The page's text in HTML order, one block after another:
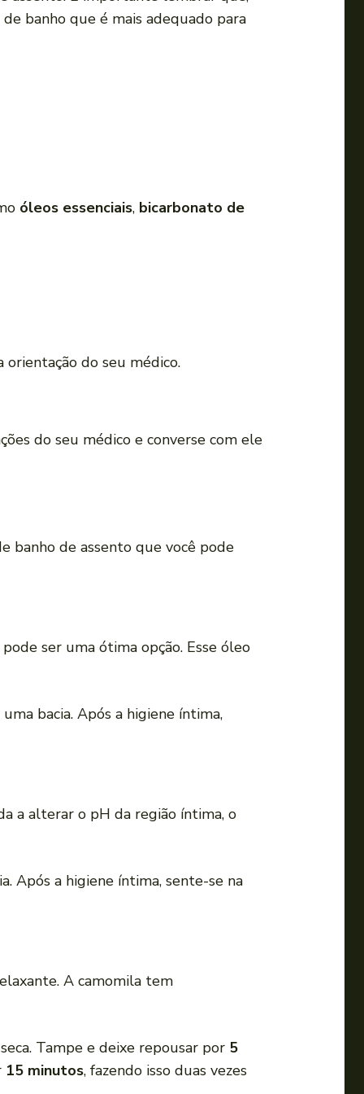
.
banho que é mais adequado para
óleos essenciais, bicarbonato de
orientação do seu médico.
do seu médico e converse com ele
banho de assento que você pode
pode ser uma ótima opção. Esse óleo
bacia. Após a higiene íntima,
a alterar o pH da região íntima, o
Após a higiene íntima, sente-se na
A camomila tem
Tampe e deixe repousar por 5
15 minutos, fazendo isso duas vezes